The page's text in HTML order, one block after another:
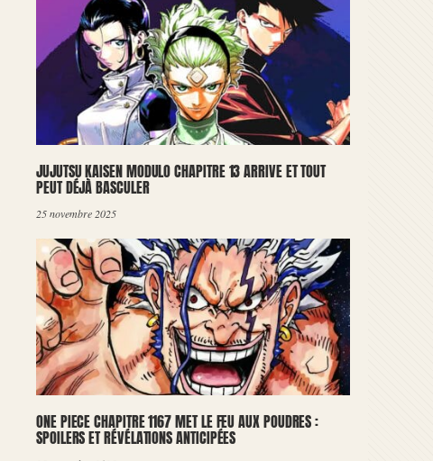
JUJUTSU KAISEN MODULO CHAPITRE 13 ARRIVE ET TOUT
PEUT DÉJÀ BASCULER
25 novembre 2025
ONE PIECE CHAPITRE 1167 MET LE FEU AUX POUDRES :
SPOILERS ET RÉVÉLATIONS ANTICIPÉES